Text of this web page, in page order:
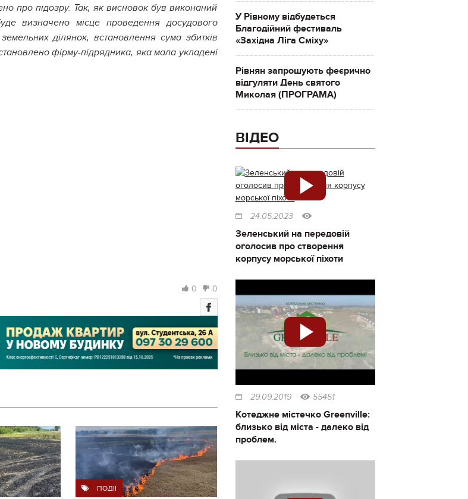
про підозру. Так, як висновок був виконаний
визначено місце проведення досудового
ділянок, встановлення сума збитків
фірму-підрядника, яка мала укладені
0 0
ПОДІЇ
У Рівному відбудеться
Благодійний фестиваль
«Західна Ліга Сміху»
Рівнян запрошують феєрично
відгуляти День святого
Миколая (ПРОГРАМА)
ВІДЕО
24.05.2023
Зеленський на передовій
оголосив про створення
корпусу морської піхоти
29.09.2019 55451
Котеджне містечко Greenville:
близько від міста - далеко від
проблем.